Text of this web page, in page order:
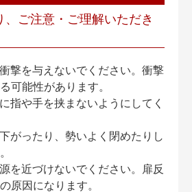
、ご注意・ご理解いただき
撃を与えないでください。衝撃
可能性があります。
指や手を挟まないようにしてく
がったり、勢いよく閉めたりし
を近づけないでください。扉反
原因になります。